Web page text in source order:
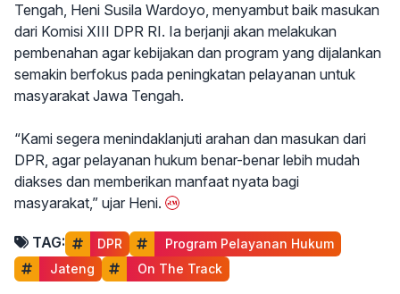
Tengah, Heni Susila Wardoyo, menyambut baik masukan
dari Komisi XIII DPR RI. Ia berjanji akan melakukan
pembenahan agar kebijakan dan program yang dijalankan
semakin berfokus pada peningkatan pelayanan untuk
masyarakat Jawa Tengah.
“Kami segera menindaklanjuti arahan dan masukan dari
DPR, agar pelayanan hukum benar-benar lebih mudah
diakses dan memberikan manfaat nyata bagi
masyarakat,” ujar Heni.
TAG: DPR
Program Pelayanan Hukum
Jateng
On The Track